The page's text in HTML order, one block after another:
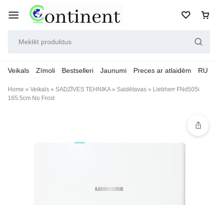
Veikals Zīmoli Bestselleri Jaunumi Preces ar atlaidēm RU
Home » Veikals » SADZĪVES TEHNIKA» Saldētavas » Liebherr FNd505i
165.5cm No Frost